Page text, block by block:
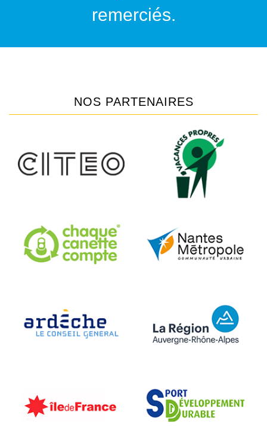
remerciés.
NOS PARTENAIRES